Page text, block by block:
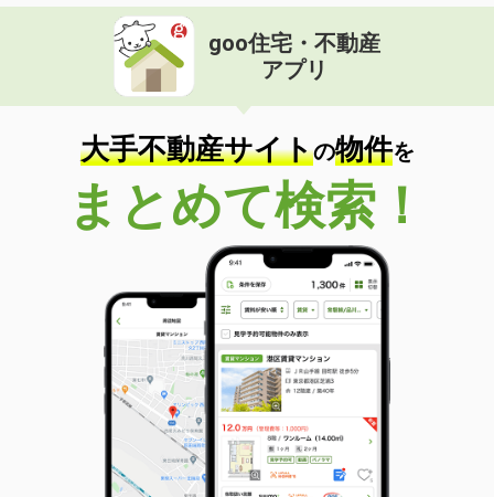
goo住宅・不動産
アプリ
大手不動産サイトの物件を
まとめて検索！